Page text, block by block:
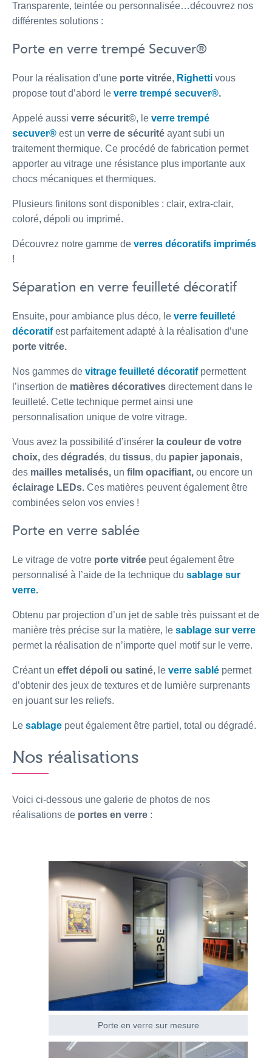
Transparente, teintée ou personnalisée…découvrez nos
différentes solutions :
Porte en verre trempé Secuver®
Pour la réalisation d’une porte vitrée, Righetti vous
propose tout d’abord le verre trempé secuver®.
Appelé aussi verre sécurit©, le verre trempé
secuver® est un verre de sécurité ayant subi un
traitement thermique. Ce procédé de fabrication permet
apporter au vitrage une résistance plus importante aux
chocs mécaniques et thermiques.
Plusieurs finitons sont disponibles : clair, extra-clair,
coloré, dépoli ou imprimé.
Découvrez notre gamme de verres décoratifs imprimés
!
Séparation en verre feuilleté décoratif
Ensuite, pour ambiance plus déco, le verre feuilleté
décoratifest parfaitement adapté à la réalisation d’une
porte vitrée.
Nos gammes de vitrage feuilleté décoratifpermettent
l’insertion de matières décoratives directement dans le
feuilleté. Cette technique permet ainsi une
personnalisation unique de votre vitrage.
Vous avez la possibilité d’insérer la couleur de votre
choix, des dégradés, du tissus, du papier japonais,
des mailles metalisés, un film opacifiant, ou encore un
éclairage LEDs. Ces matières peuvent également être
combinées selon vos envies !
Porte en verre sablée
Le vitrage de votre porte vitrée peut également être
personnalisé à l’aide de la technique du sablage sur
verre.
Obtenu par projection d’un jet de sable très puissant et de
manière très précise sur la matière, le sablage sur verre
permet la réalisation de n’importe quel motif sur le verre.
Créant un effet dépoli ou satiné, le verre sablé permet
d’obtenir des jeux de textures et de lumière surprenants
en jouant sur les reliefs.
Le sablage peut également être partiel, total ou dégradé.
Nos réalisations
Voici ci-dessous une galerie de photos de nos
réalisations de portes en verre :
Porte en verre sur mesure